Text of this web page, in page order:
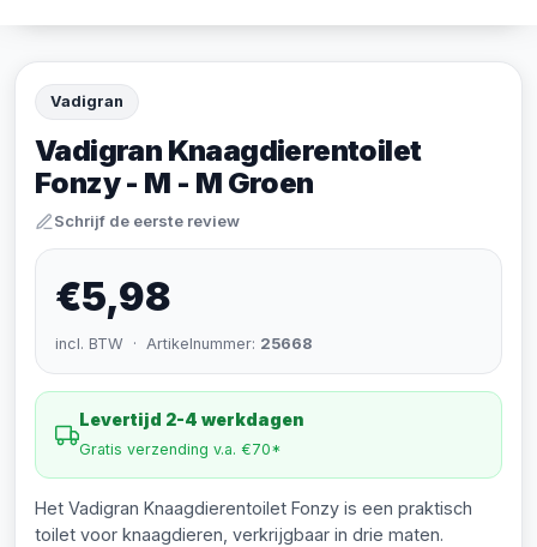
Vadigran
Vadigran Knaagdierentoilet
Fonzy - M - M Groen
Schrijf de eerste review
€5,98
incl. BTW · Artikelnummer: 25668
Levertijd 2-4 werkdagen
Gratis verzending v.a. €70*
Het Vadigran Knaagdierentoilet Fonzy is een praktisch
toilet voor knaagdieren, verkrijgbaar in drie maten.